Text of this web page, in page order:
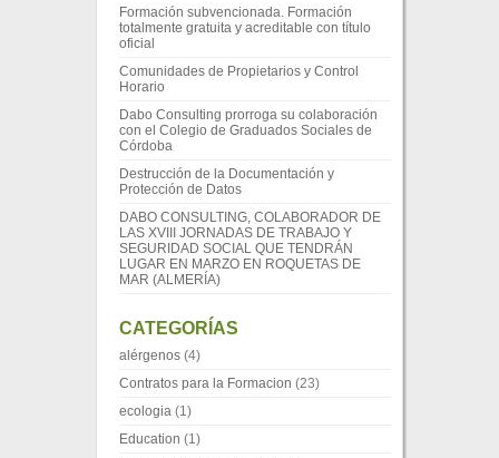
Formación subvencionada. Formación
totalmente gratuita y acreditable con título
oficial
Comunidades de Propietarios y Control
Horario
Dabo Consulting prorroga su colaboración
con el Colegio de Graduados Sociales de
Córdoba
Destrucción de la Documentación y
Protección de Datos
DABO CONSULTING, COLABORADOR DE
LAS XVIII JORNADAS DE TRABAJO Y
SEGURIDAD SOCIAL QUE TENDRÁN
LUGAR EN MARZO EN ROQUETAS DE
MAR (ALMERÍA)
CATEGORÍAS
alérgenos (4)
Contratos para la Formacion (23)
ecologia (1)
Education (1)